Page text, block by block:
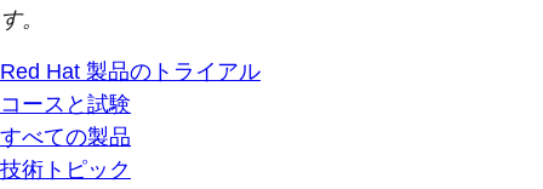
す。
Red Hat 製品のトライアル
コースと試験
すべての製品
技術トピック